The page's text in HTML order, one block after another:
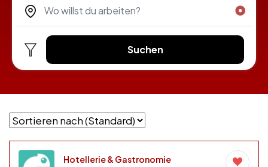
Suchen
Hotellerie & Gastronomie